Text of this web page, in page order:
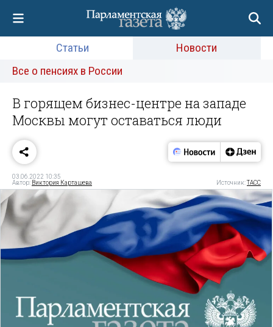
Статьи
Новости
Все о пенсиях в России
В горящем бизнес-центре на западе
Москвы могут оставаться люди
03.06.2022 10:35
Автор: Виктория Карташева Источник:ТАСС